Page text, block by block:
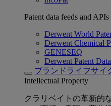
Patent data feeds and APIs
Derwent World
Derwent Chemical
GENESEQ
Derwent Patent
ブランドライフサイ
Intellectual Property
クラリベイトの革新的